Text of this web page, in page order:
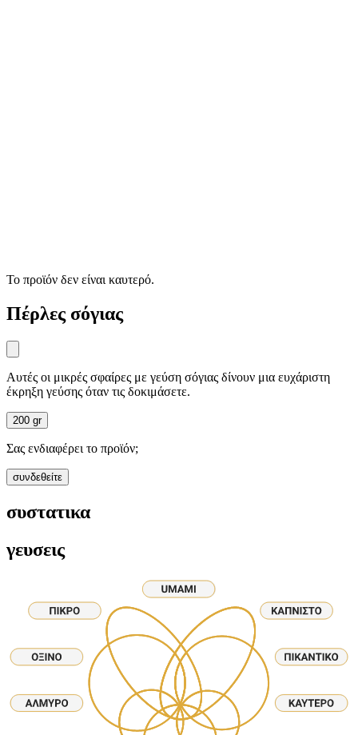
Το προϊόν δεν είναι καυτερό.
Πέρλες σόγιας
Αυτές οι μικρές σφαίρες με γεύση σόγιας δίνουν μια ευχάριστη
έκρηξη γεύσης όταν τις δοκιμάσετε.
200 gr
Σας ενδιαφέρει το προϊόν;
συνδεθείτε
συστατικα
γευσεις